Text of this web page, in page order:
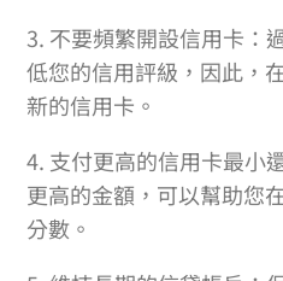
3. 不要頻繁開設信用卡：
低您的信用評級，因此，
新的信用卡。
4. 支付更高的信用卡最小
更高的金額，可以幫助您
分數。